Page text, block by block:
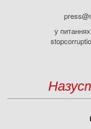
у питаннях